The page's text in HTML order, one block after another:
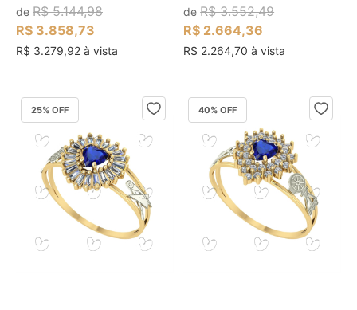
de R$ 5.144,98
R$ 3.858,73
R$ 3.279,92 à vista
deR$ 3.552,49
R$ 2.664,36
R$ 2.264,70 à vista
25% OFF 40% OFF